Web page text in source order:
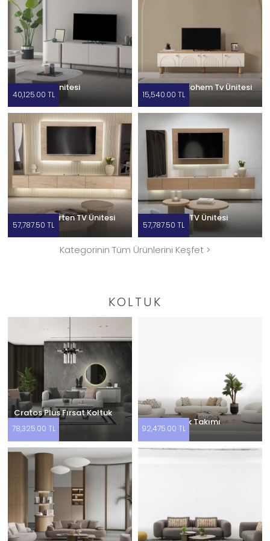
Milano Tv Ünitesi
40,125.00 TL
Salvatore Bohem Tv Ünitesi
15,540.00 TL
Vena Traverten TV Ünitesi
57,787.50 TL
Vena Meşe TV Ünitesi
57,787.50 TL
Kategorinin Tüm Ürünlerini Keşfet >
KOLTUK
Cratos Plus Fırsat Koltuk
Takımı
78,325.00 TL
Soho Koltuk Takımı
92,475.00 TL